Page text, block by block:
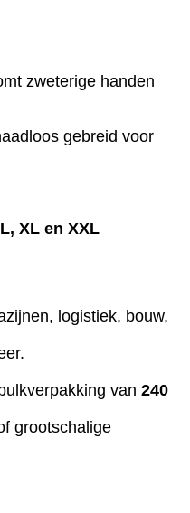
zweterige handen
gebreid voor
L, XL en XXL
logistiek, bouw,
van 240
grootschalige